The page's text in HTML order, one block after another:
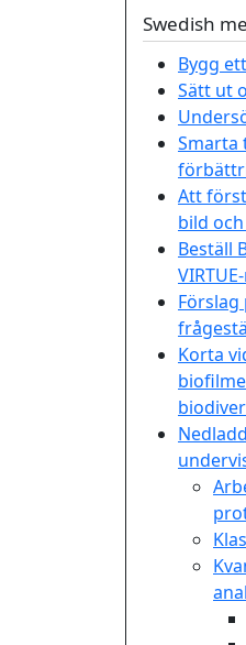
Swedish
Bygg
Sätt ut
Smarta
Att
bild och
Beställ
Förslag
Korta